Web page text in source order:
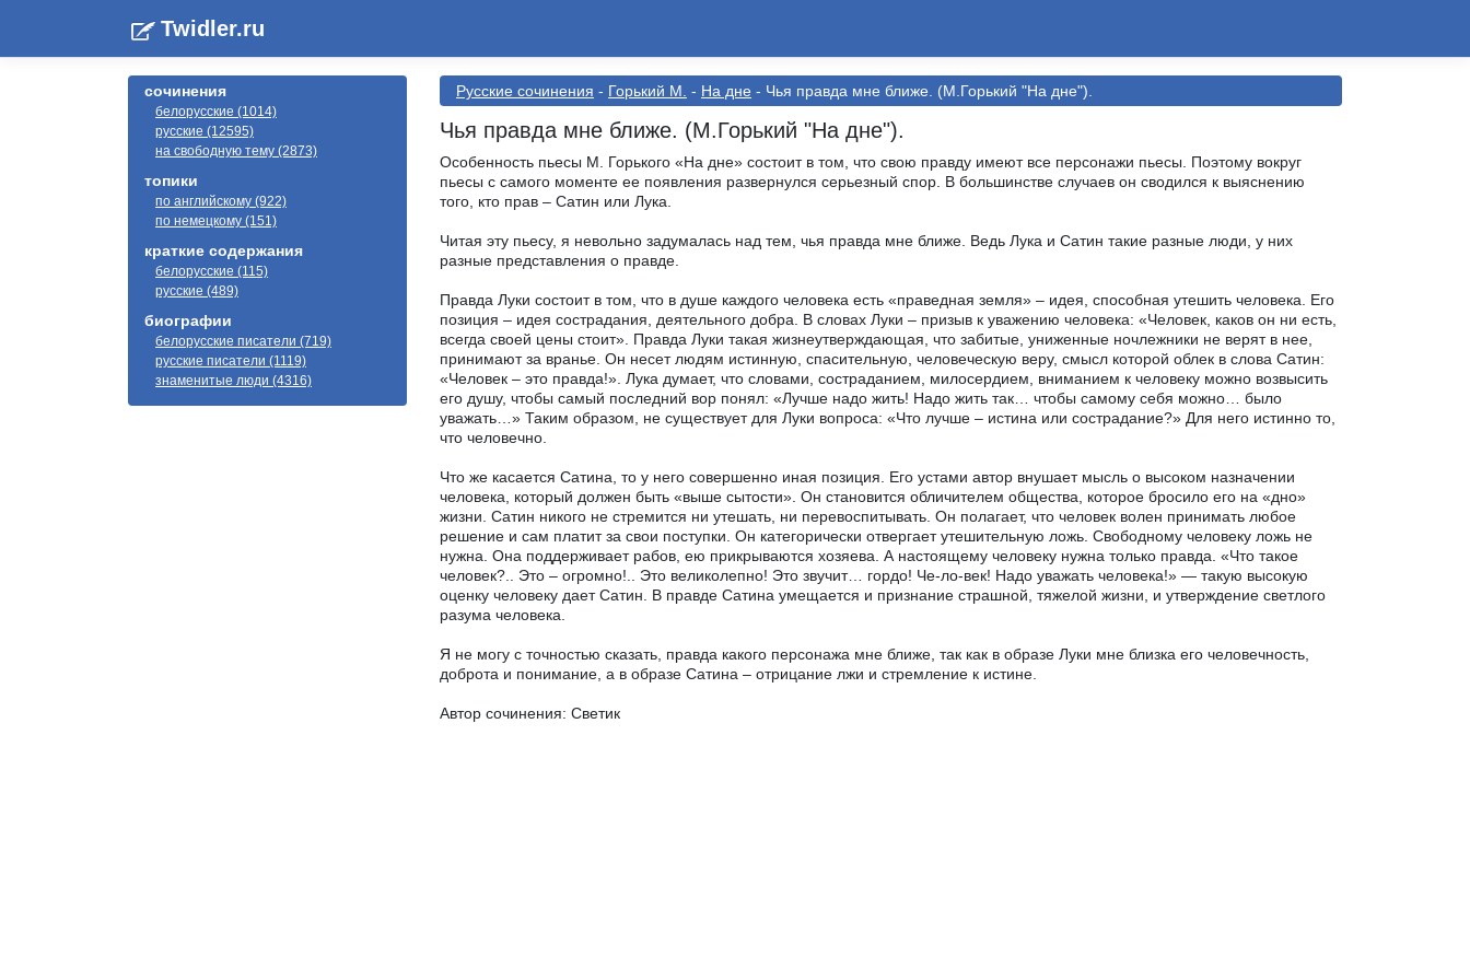
Twidler.ru
сочинения
белорусские (1014)
русские (12595)
на свободную тему (2873)
топики
по английскому (922)
по немецкому (151)
краткие содержания
белорусские (115)
русские (489)
биографии
белорусские писатели (719)
русские писатели (1119)
знаменитые люди (4316)
Русские сочинения - Горький М. - На дне - Чья правда мне ближе. (М.Горький "На дне").
Чья правда мне ближе. (М.Горький "На дне").
Особенность пьесы М. Горького «На дне» состоит в том, что свою правду имеют все персонажи пьесы. Поэтому вокруг
пьесы с самого моменте ее появления развернулся серьезный спор. В большинстве случаев он сводился к выяснению
того, кто прав – Сатин или Лука.
Читая эту пьесу, я невольно задумалась над тем, чья правда мне ближе. Ведь Лука и Сатин такие разные люди, у них
разные представления о правде.
Правда Луки состоит в том, что в душе каждого человека есть «праведная земля» – идея, способная утешить человека. Его
позиция – идея сострадания, деятельного добра. В словах Луки – призыв к уважению человека: «Человек, каков он ни есть,
всегда своей цены стоит». Правда Луки такая жизнеутверждающая, что забитые, униженные ночлежники не верят в нее,
принимают за вранье. Он несет людям истинную, спасительную, человеческую веру, смысл которой облек в слова Сатин:
«Человек – это правда!». Лука думает, что словами, состраданием, милосердием, вниманием к человеку можно возвысить
его душу, чтобы самый последний вор понял: «Лучше надо жить! Надо жить так… чтобы самому себя можно… было
уважать…» Таким образом, не существует для Луки вопроса: «Что лучше – истина или сострадание?» Для него истинно то,
что человечно.
Что же касается Сатина, то у него совершенно иная позиция. Его устами автор внушает мысль о высоком назначении
человека, который должен быть «выше сытости». Он становится обличителем общества, которое бросило его на «дно»
жизни. Сатин никого не стремится ни утешать, ни перевоспитывать. Он полагает, что человек волен принимать любое
решение и сам платит за свои поступки. Он категорически отвергает утешительную ложь. Свободному человеку ложь не
нужна. Она поддерживает рабов, ею прикрываются хозяева. А настоящему человеку нужна только правда. «Что такое
человек?.. Это – огромно!.. Это великолепно! Это звучит… гордо! Че-ло-век! Надо уважать человека!» — такую высокую
оценку человеку дает Сатин. В правде Сатина умещается и признание страшной, тяжелой жизни, и утверждение светлого
разума человека.
Я не могу с точностью сказать, правда какого персонажа мне ближе, так как в образе Луки мне близка его человечность,
доброта и понимание, а в образе Сатина – отрицание лжи и стремление к истине.
Автор сочинения: Светик